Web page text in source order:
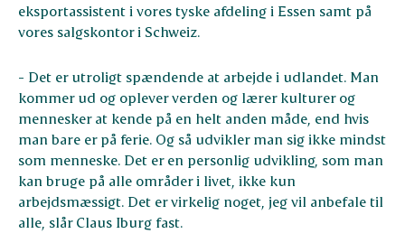
eksportassistent i vores tyske afdeling i Essen samt på
vores salgskontor i Schweiz.
- Det er utroligt spændende at arbejde i udlandet. Man
kommer ud og oplever verden og lærer kulturer og
mennesker at kende på en helt anden måde, end hvis
man bare er på ferie. Og så udvikler man sig ikke mindst
som menneske. Det er en personlig udvikling, som man
kan bruge på alle områder i livet, ikke kun
arbejdsmæssigt. Det er virkelig noget, jeg vil anbefale til
alle, slår Claus Iburg fast.